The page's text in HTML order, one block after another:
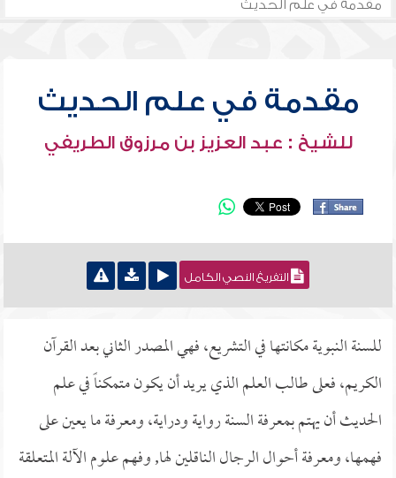
مقدمة في علم الحديث
مقدمة في علم الحديث
للشيخ : عبد العزيز بن مرزوق الطريفي
التفريغ النصي الكامل
للسنة النبوية مكانتها في التشريع، فهي المصدر الثاني بعد القرآن
الكريم، فعلى طالب العلم الذي يريد أن يكون متمكناً في علم
الحديث أن يهتم بمعرفة السنة رواية ودراية، ومعرفة ما يعين على
فهمها، ومعرفة أحوال الرجال الناقلين لها, وفهم علوم الآلة المتعلقة